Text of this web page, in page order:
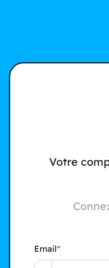
Votre
Email